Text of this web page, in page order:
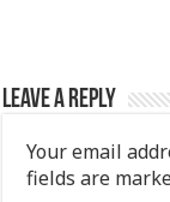
Leave a Reply
Your email
fields are